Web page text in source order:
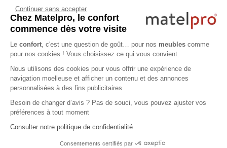
NEWSLETTER :
Je m'inscris !
Infos pratiques
Qui sommes-nous ? Nous contacter
Continuer sans accepter
Chez Matelpro, le confort
commence dès votre visite
Le confort, c'est une question de goût… pour nos meubles comme
pour nos cookies ! Vous choisissez ce qui vous convient.
Nous utilisons des cookies pour vous offrir une expérience de
navigation moelleuse et afficher un contenu et des annonces
personnalisées à des fins publicitaires
Besoin de changer d’avis ? Pas de souci, vous pouvez ajuster vos
préférences à tout moment
Consulter notre politique de confidentialité
Consentements certifiés par